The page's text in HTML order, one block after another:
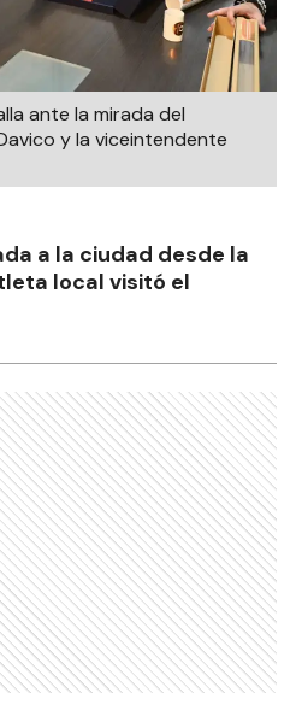
ante la mirada del
y la viceintendente
a la ciudad desde la
local visitó el